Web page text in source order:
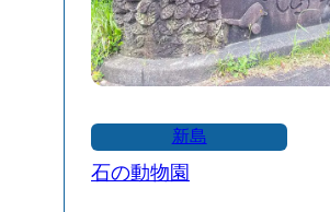
ボロ桟橋は、新島の自然と
れるスポットです。訪れる
境の保全に配慮しながら、
新島
石の動物園